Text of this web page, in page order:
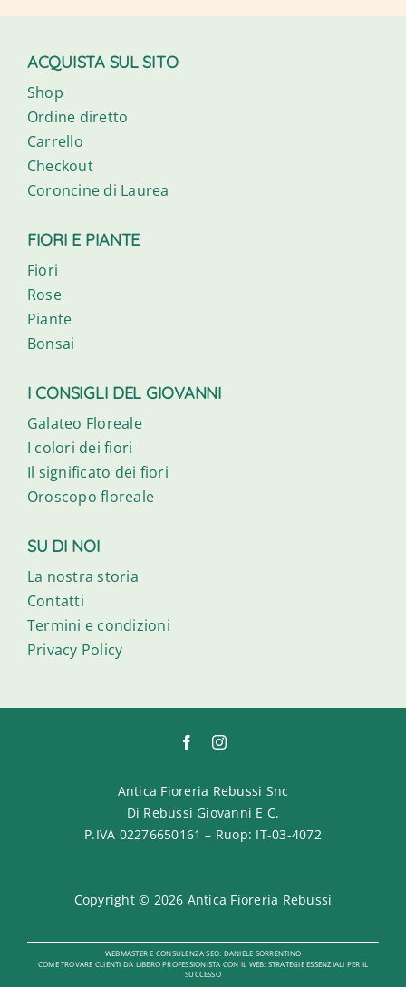
ACQUISTA SUL SITO
Shop
Ordine diretto
Carrello
Checkout
Coroncine di Laurea
FIORI E PIANTE
Fiori
Rose
Piante
Bonsai
I CONSIGLI DEL GIOVANNI
Galateo Floreale
I colori dei fiori
Il significato dei fiori
Oroscopo floreale
SU DI NOI
La nostra storia
Contatti
Termini e condizioni
Privacy Policy
Antica Fioreria Rebussi Snc
Di Rebussi Giovanni E C.
P.IVA 02276650161 – Ruop: IT-03-4072
Copyright © 2026 Antica Fioreria Rebussi
WEBMASTERE CONSULENZA SEO: DANIELE SORRENTINO
COME TROVARE CLIENTI DA LIBERO PROFESSIONISTA CON IL WEB: STRATEGIE ESSENZIALI PER IL
SUCCESSO